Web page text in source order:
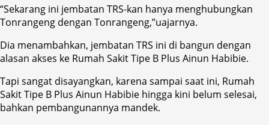
“Sekarang ini jembatan TRS-kan hanya menghubungkan
Tonrangeng dengan Tonrangeng,”uajarnya.
Dia menambahkan, jembatan TRS ini di bangun dengan
alasan akses ke Rumah Sakit Tipe B Plus Ainun Habibie.
Tapi sangat disayangkan, karena sampai saat ini, Rumah
Sakit Tipe B Plus Ainun Habibie hingga kini belum selesai,
bahkan pembangunannya mandek.